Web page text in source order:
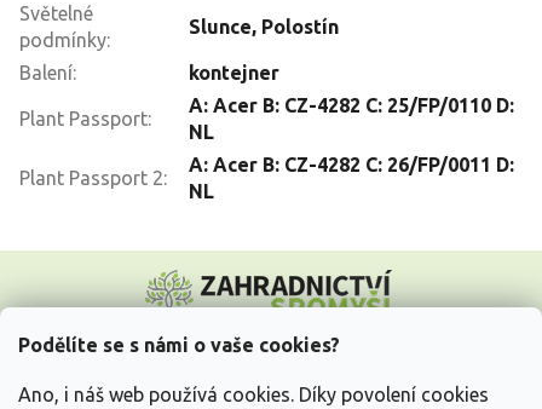
Podělíte se s námi o vaše cookies?
Ano, i náš web používá cookies. Díky povolení cookies
Světelné
podmínky:
Slunce, Polostín
Balení: kontejner
Plant Passport:
A: Acer B: CZ-4282 C: 25/FP/0110 D:
NL
Plant Passport 2:
A: Acer B: CZ-4282 C: 26/FP/0011 D:
NL
p
Vše o nákupu